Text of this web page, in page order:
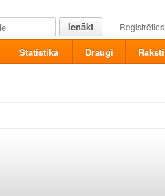
Ienākt Reģistrēties
Statistika Draugi Raksti